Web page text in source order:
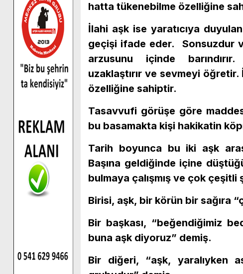
hatta tükenebilme özelliğine
İlahi aşk ise yaratıcıya duyulan
geçişi ifade eder. Sonsuzdur
arzusunu içinde
uzaklaştırır ve sevmeyi
özelliğine sahiptir.
Tasavvufi görüşe göre
bu basamakta kişi hakikatin
Tarih boyunca bu iki aşk
Başına geldiğinde içine
bulmaya çalışmış ve çok
Birisi, aşk, bir körün bir sağıra
Bir başkası, “beğendiğimiz
buna aşk diyoruz” demiş.
Bir diğeri, “aşk, yaralıyken